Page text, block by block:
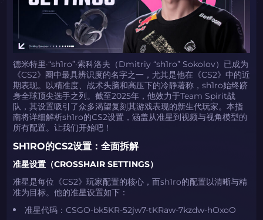
德米特里·“sh1ro”·索科洛夫（Dmitriy “sh1ro” Sokolov）已成为
《CS2》圈中最具辨识度的名字之一，尤其是他在《CS2》中的近
期表现。以精准度、战术头脑和高压下的冷静著称，sh1ro始终跻
身全球顶尖选手之列。截至2025年，他效力于Team Spirit战
队，其设置吸引了众多渴望复刻其游戏表现的新生代玩家。本指
南将详细解析sh1ro的CS2设置，涵盖从准星到视频与视角模型的
所有配置。让我们开始吧！
SH1RO的CS2设置：全面拆解
准星设置（CROSSHAIR SETTINGS）
准星是每位《CS2》玩家配置的核心，而sh1ro的配置以清晰与精
准为目标。他的准星设置如下：
​​准星代码​​：CSGO-bk5KR-52jw7-tKRaw-7kzdw-hOxoO